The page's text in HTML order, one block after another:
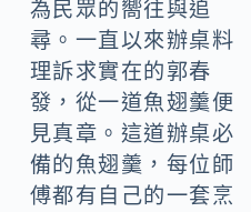
為民眾的嚮往與追
尋。一直以來辦桌料
理訴求實在的郭春
發，從一道魚翅羹便
見真章。這道辦桌必
備的魚翅羹，每位師
傅都有自己的一套烹